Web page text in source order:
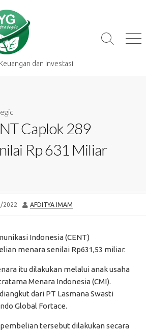
dan Investasi
Search
Caplok 289
Rp 631 Miliar
2022 AUTHOR
AFDITYA IMAM
Indonesia (CENT)
menara senilai Rp631,53 miliar.
itu dilakukan melalui anak usaha
Menara Indonesia (CMI).
dari PT Lasmana Swasti
Global Fortace.
tersebut dilakukan secara